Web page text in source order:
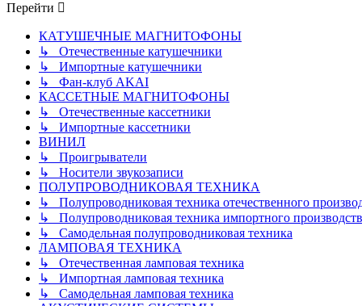
Перейти
КАТУШЕЧНЫЕ МАГНИТОФОНЫ
↳ Отечественные катушечники
↳ Импортные катушечники
↳ Фан-клуб AKAI
КАССЕТНЫЕ МАГНИТОФОНЫ
↳ Отечественные кассетники
↳ Импортные кассетники
ВИНИЛ
↳ Проигрыватели
↳ Носители звукозаписи
ПОЛУПРОВОДНИКОВАЯ ТЕХНИКА
↳ Полупроводниковая техника отечественного
↳ Полупроводниковая техника импортного
↳ Самодельная полупроводниковая техника
ЛАМПОВАЯ ТЕХНИКА
↳ Отечественная ламповая техника
↳ Импортная ламповая техника
↳ Самодельная ламповая техника